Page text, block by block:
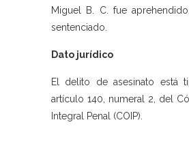
Miguel B. C. fue
sentenciado.
Dato jurídico
El delito de asesinato está
artículo 140, numeral 2, del
Integral Penal (COIP).